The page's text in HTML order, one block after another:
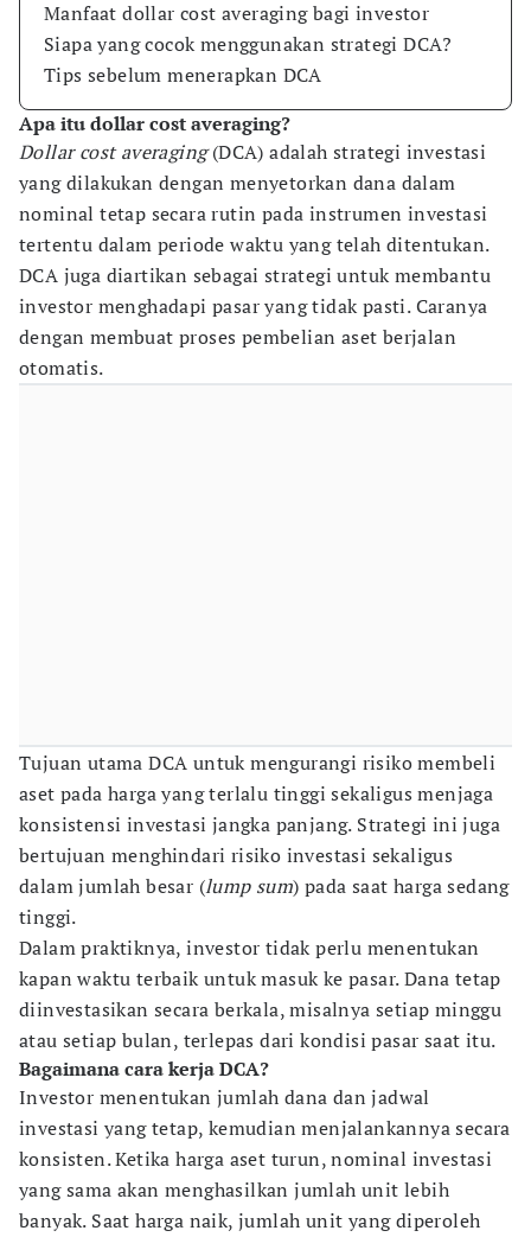
Manfaat dollar cost averaging bagi investor
Siapa yang cocok menggunakan strategi DCA?
Tips sebelum menerapkan DCA
Apa itu dollar cost averaging?
Dollar cost averaging(DCA) adalah strategi investasi
yang dilakukan dengan menyetorkan dana dalam
nominal tetap secara rutin pada instrumen investasi
tertentu dalam periode waktu yang telah ditentukan.
DCA juga diartikan sebagai strategi untuk membantu
investor menghadapi pasar yang tidak pasti. Caranya
dengan membuat proses pembelian aset berjalan
otomatis.
Tujuan utama DCA untuk mengurangi risiko membeli
aset pada harga yang terlalu tinggi sekaligus menjaga
konsistensi investasi jangka panjang. Strategi ini juga
bertujuan menghindari risiko investasi sekaligus
dalam jumlah besar (lump sum) pada saat harga sedang
tinggi.
Dalam praktiknya, investor tidak perlu menentukan
kapan waktu terbaik untuk masuk ke pasar. Dana tetap
diinvestasikan secara berkala, misalnya setiap minggu
atau setiap bulan, terlepas dari kondisi pasar saat itu.
Bagaimana cara kerja DCA?
Investor menentukan jumlah dana dan jadwal
investasi yang tetap, kemudian menjalankannya secara
konsisten. Ketika harga aset turun, nominal investasi
yang sama akan menghasilkan jumlah unit lebih
banyak. Saat harga naik, jumlah unit yang diperoleh